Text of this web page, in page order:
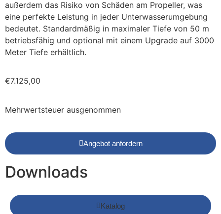
außerdem das Risiko von Schäden am Propeller, was
eine perfekte Leistung in jeder Unterwasserumgebung
bedeutet. Standardmäßig in maximaler Tiefe von 50 m
betriebsfähig und optional mit einem Upgrade auf 3000
Meter Tiefe erhältlich.
€7.125,00
Mehrwertsteuer ausgenommen
Angebot anfordern
Downloads
Katalog